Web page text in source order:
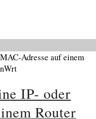
IP- oder
Router